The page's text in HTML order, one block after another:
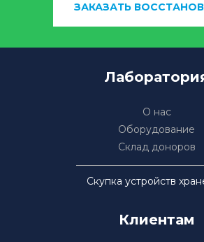
ЗАКАЗАТЬ
О нас
Оборудование
Склад доноров
Скупка устройств
Клиентам